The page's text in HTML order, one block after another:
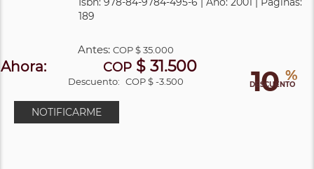
189
10 %
DESCUENTO
Antes: COP$ 35.000
Ahora: COP $ 31.500
Descuento: COP $ -3.500
NOTIFICARME